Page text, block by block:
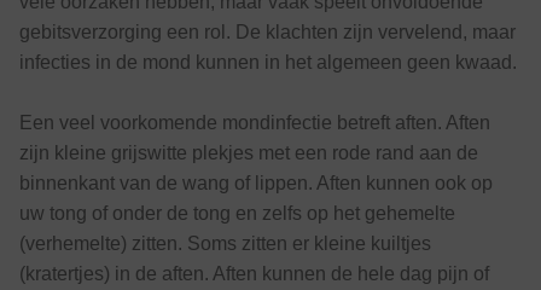
gebitsverzorging een rol. De klachten zijn vervelend, maar
infecties in de mond kunnen in het algemeen geen kwaad.
Een veel voorkomende mondinfectie betreft aften. Aften
zijn kleine grijswitte plekjes met een rode rand aan de
binnenkant van de wang of lippen. Aften kunnen ook op
uw tong of onder de tong en zelfs op het gehemelte
(verhemelte) zitten. Soms zitten er kleine kuiltjes
(kratertjes) in de aften. Aften kunnen de hele dag pijn of